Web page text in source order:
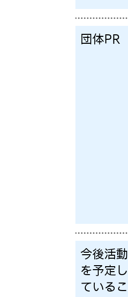
団体PR
今後活動
を予定し
ているこ